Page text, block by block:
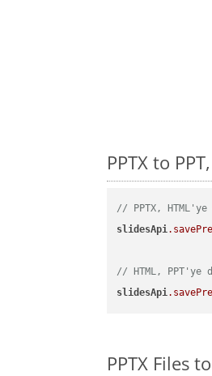
PPTX to
// PPTX,
slidesApi
// HTML, PPT'ye
slidesApi
PPTX Files